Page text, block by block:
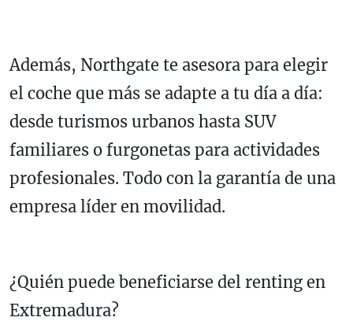
Además, Northgate te asesora para elegir
el coche que más se adapte a tu día a día:
desde turismos urbanos hasta SUV
familiares o furgonetas para actividades
profesionales. Todo con la garantía de una
empresa líder en movilidad.
¿Quién puede beneficiarse del renting en
Extremadura?